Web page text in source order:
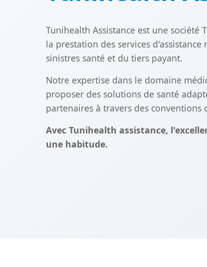
Tunihealth Assistance est une société
la prestation des services
sinistres santé et du tiers payant.
Notre expertise dans le domaine
proposer des solutions de santé
partenaires à travers des conventions
Avec Tunihealth assistance,
une habitude.